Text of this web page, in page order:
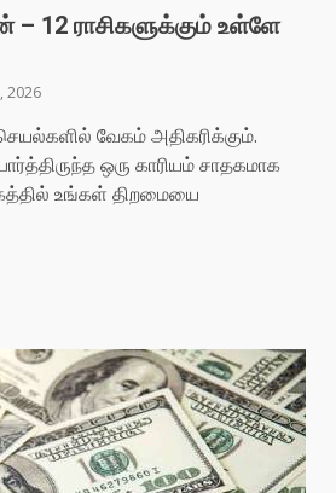
12 ராசிகளுக்கும் உள்ளே
2026
வேகம் அதிகரிக்கும்.
ஒரு காரியம் சாதகமாக
உங்கள் திறமையை